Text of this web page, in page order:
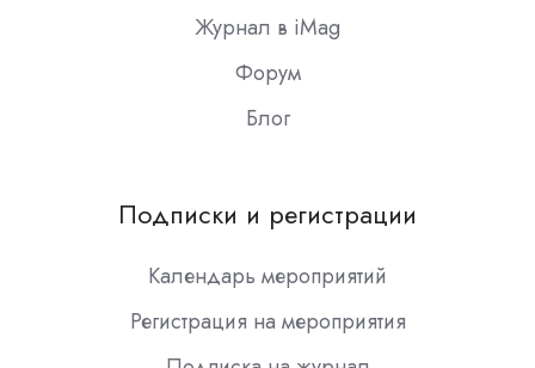
Журнал в iMag
Форум
Блог
Подписки и регистрации
Календарь мероприятий
Регистрация на мероприятия